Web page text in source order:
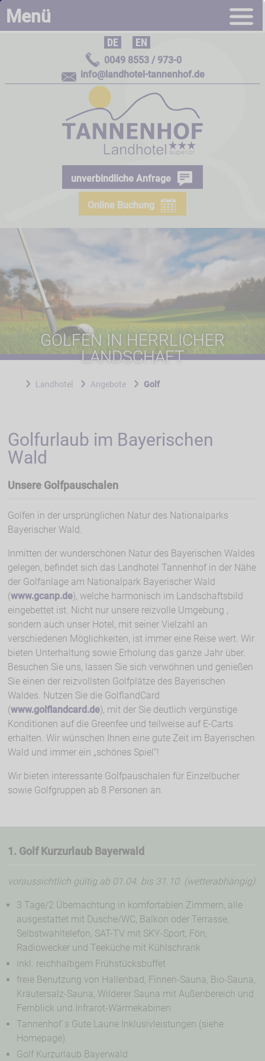
0049 8553 / 973-0
info@landhotel-tannenhof.de
unverbindliche Anfrage
Online Buchung
DE EN
Menü
GOLFEN IN HERRLICHER
LANDSCHAFT
Landhotel Angebote Golf
Golfurlaub im Bayerischen
Wald
Unsere Golfpauschalen
Golfen in der ursprünglichen Natur des Nationalparks
Bayerischer Wald.
Inmitten der wunderschönen Natur des Bayerischen Waldes
gelegen, befindet sich das Landhotel Tannenhof in der Nähe
der Golfanlage am Nationalpark Bayerischer Wald
(www.gcanp.de), welche harmonisch im Landschaftsbild
eingebettet ist. Nicht nur unsere reizvolle Umgebung ,
sondern auch unser Hotel, mit seiner Vielzahl an
verschiedenen Möglichkeiten, ist immer eine Reise wert. Wir
bieten Unterhaltung sowie Erholung das ganze Jahr über.
Besuchen Sie uns, lassen Sie sich verwöhnen und genießen
Sie einen der reizvollsten Golfplätze des Bayerischen
Waldes. Nutzen Sie die GolflandCard
(www.golflandcard.de), mit der Sie deutlich vergünstige
Konditionen auf die Greenfee und teilweise auf E-Carts
erhalten. Wir wünschen Ihnen eine gute Zeit im Bayerischen
Wald und immer ein „schönes Spiel“!
Wir bieten interessante Golfpauschalen für Einzelbucher
sowie Golfgruppen ab 8 Personen an.
1. Golf Kurzurlaub Bayerwald
voraussichtlich gültig ab 01.04. bis 31.10. (wetterabhängig)
3 Tage/2 Übernachtung in komfortablen Zimmern, alle
ausgestattet mit Dusche/WC, Balkon oder Terrasse,
Selbstwahltelefon, SAT-TV mit SKY-Sport, Fön,
Radiowecker und Teeküche mit Kühlschrank
inkl. reichhaltigem Frühstücksbuffet
freie Benutzung von Hallenbad, Finnen-Sauna, Bio-Sauna,
Kräutersalz-Sauna, Wilderer Sauna mit Außenbereich und
Fernblick und Infrarot-Wärmekabinen
Tannenhof´s Gute Laune Inklusivleistungen (siehe
Homepage)
Golf Kurzurlaub Bayerwald